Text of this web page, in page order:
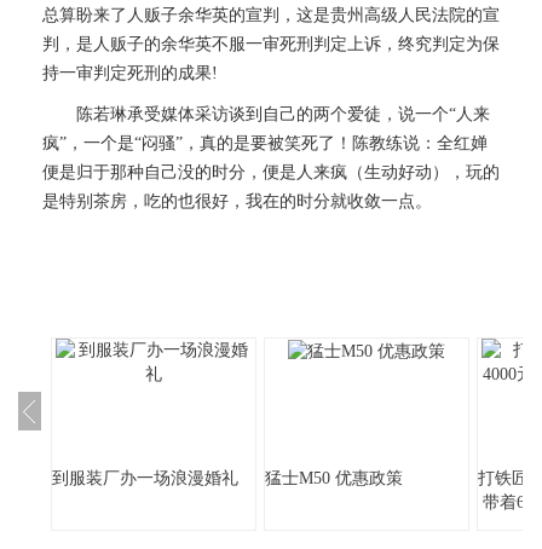
总算盼来了人贩子余华英的宣判，这是贵州高级人民法院的宣
判，是人贩子的余华英不服一审死刑判定上诉，终究判定为保
持一审判定死刑的成果!
陈若琳承受媒体采访谈到自己的两个爱徒，说一个“人来
疯”，一个是“闷骚”，真的是要被笑死了！陈教练说：全红婵
便是归于那种自己没的时分，便是人来疯（生动好动），玩的
是特别茶房，吃的也很好，我在的时分就收敛一点。
到服装厂办一场浪漫婚礼 猛士M50 优惠政策
打铁匠
带着6